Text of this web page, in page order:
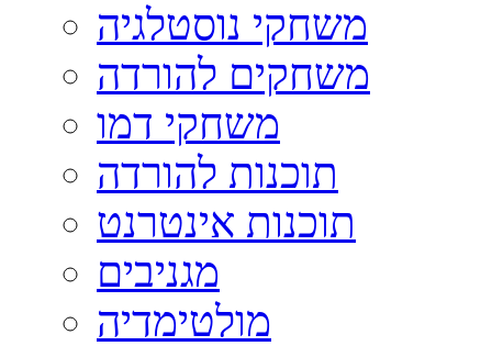
משחקי נוסטלגיה
משחקים להורדה
משחקי דמו
תוכנות להורדה
תוכנות אינטרנט
מגניבים
מולטימדיה